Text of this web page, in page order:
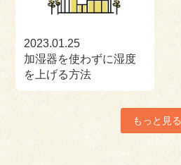
2023.01.25
加湿器を使わずに湿度
を上げる方法
もっと見る